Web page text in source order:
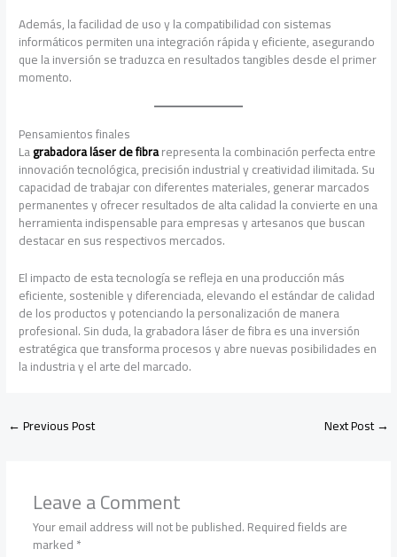
Además, la facilidad de uso y la compatibilidad con sistemas
informáticos permiten una integración rápida y eficiente, asegurando
que la inversión se traduzca en resultados tangibles desde el primer
momento.
Pensamientos finales
Lagrabadora láser de fibrarepresenta la combinación perfecta entre
innovación tecnológica, precisión industrial y creatividad ilimitada. Su
capacidad de trabajar con diferentes materiales, generar marcados
permanentes y ofrecer resultados de alta calidad la convierte en una
herramienta indispensable para empresas y artesanos que buscan
destacar en sus respectivos mercados.
El impacto de esta tecnología se refleja en una producción más
eficiente, sostenible y diferenciada, elevando el estándar de calidad
de los productos y potenciando la personalización de manera
profesional. Sin duda, la grabadora láser de fibra es una inversión
estratégica que transforma procesos y abre nuevas posibilidades en
la industria y el arte del marcado.
←Previous Post Next Post→
Leave a Comment
Your email address will not be published.Required fields are
marked*